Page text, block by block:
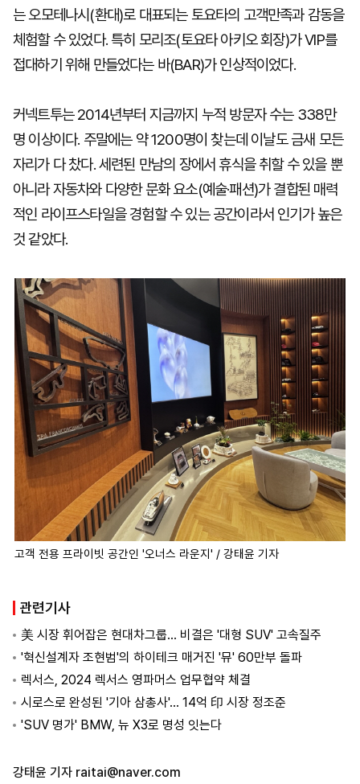
는 오모테나시(환대)로 대표되는 토요타의 고객만족과 감동을
체험할 수 있었다. 특히 모리조(토요타 아키오 회장)가 VIP를
접대하기 위해 만들었다는 바(BAR)가 인상적이었다.
커넥트투는 2014년부터 지금까지 누적 방문자 수는 338만
명 이상이다. 주말에는 약 1200명이 찾는데 이날도 금새 모든
자리가 다 찼다. 세련된 만남의 장에서 휴식을 취할 수 있을 뿐
아니라 자동차와 다양한 문화 요소(예술·패션)가 결합된 매력
적인 라이프스타일을 경험할 수 있는 공간이라서 인기가 높은
것 같았다.
고객 전용 프라이빗 공간인 '오너스 라운지' / 강태윤 기자
관련기사
美 시장 휘어잡은 현대차그룹… 비결은 '대형 SUV' 고속질주
'혁신설계자 조현범'의 하이테크 매거진 '뮤' 60만부 돌파
렉서스, 2024 렉서스 영파머스 업무협약 체결
시로스로 완성된 '기아 삼총사'… 14억 印 시장 정조준
'SUV 명가' BMW, 뉴 X3로 명성 잇는다
강태윤 기자 raitai@naver.com